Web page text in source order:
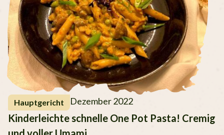
Hauptgericht Dezember 2022
Kinderleichte schnelle One Pot Pasta! Cremig